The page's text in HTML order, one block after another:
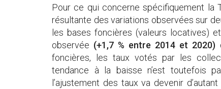
Pour ce qui concerne spécifiquement la
résultante des variations observées sur
les bases foncières (valeurs locatives)
observée (+1,7 % entre 2014 et 2020)
foncières, les taux votés par les
tendance à la baisse n’est toutefois
l’ajustement des taux va devenir